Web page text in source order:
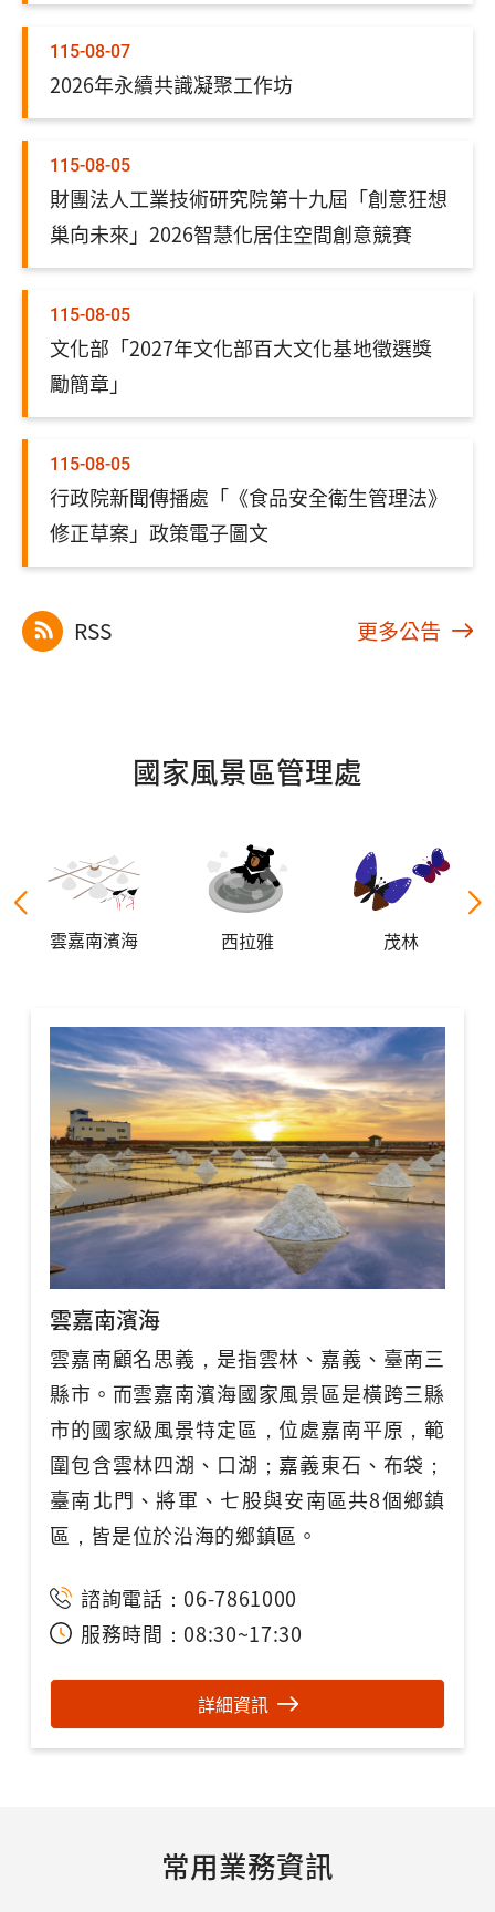
115-08-07
2026年永續共識凝聚工作坊
115-08-05
財團法人工業技術研究院第十九屆「創意狂想
巢向未來」2026智慧化居住空間創意競賽
115-08-05
文化部「2027年文化部百大文化基地徵選獎
勵簡章」
115-08-05
行政院新聞傳播處「《食品安全衛生管理法》
修正草案」政策電子圖文
RSS 更多公告
國家風景區管理處
諮詢電話：02-24991115
諮詢電話：06-9216521
服務時間：08:00~17:00
諮詢電話：0836-25631
服務時間：08:00~17:30
諮詢電話：04-23312678
雲嘉南濱海
雲嘉南顧名思義，是指雲林、嘉義、臺南三
縣市。而雲嘉南濱海國家風景區是橫跨三縣
市的國家級風景特定區，位處嘉南平原，範
圍包含雲林四湖、口湖；嘉義東石、布袋；
臺南北門、將軍、七股與安南區共8個鄉鎮
區，皆是位於沿海的鄉鎮區。
諮詢電話：06-7861000
服務時間：08:30~17:30
詳細資訊
諮詢電話：06-6900399
諮詢電話：07-6871234
雲嘉南濱海 西拉雅 茂林
常用業務資訊